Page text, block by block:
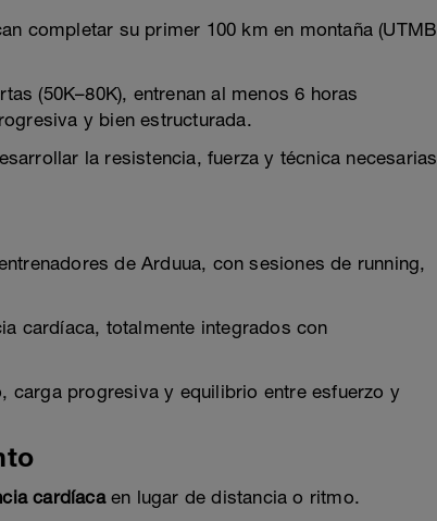
completar su primer 100 km en montaña (UTMB
(50K–80K), entrenan al menos 6 horas
y bien estructurada.
la resistencia, fuerza y técnica necesarias
de Arduua, con sesiones de running,
cardíaca, totalmente integrados con
carga progresiva y equilibrio entre esfuerzo y
cardíacaen lugar de distancia o ritmo.